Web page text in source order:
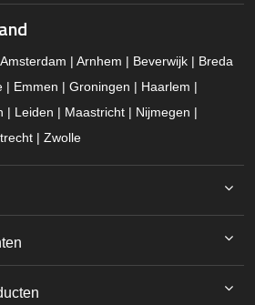
| Arnhem | Beverwijk | Breda
| Emmen | Groningen | Haarlem |
| Leiden | Maastricht | Nijmegen |
| Zwolle